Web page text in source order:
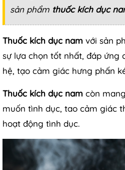
sản phẩm thuốc kích dục
Thuốc kích dục nam với sản
sự lựa chọn tốt nhất, đáp ứng
hệ, tạo cảm giác hưng phấn
Thuốc kích dục nam còn
muốn tình dục, tao cảm giác
hoạt động tình dục.